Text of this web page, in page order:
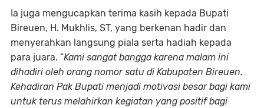
Ia juga mengucapkan terima kasih kepada Bupati
Bireuen, H. Mukhlis, ST, yang berkenan hadir dan
menyerahkan langsung piala serta hadiah kepada
para juara. “Kami sangat bangga karena malam ini
dihadiri oleh orang nomor satu di Kabupaten Bireuen.
Kehadiran Pak Bupati menjadi motivasi besar bagi kami
untuk terus melahirkan kegiatan yang positif bagi